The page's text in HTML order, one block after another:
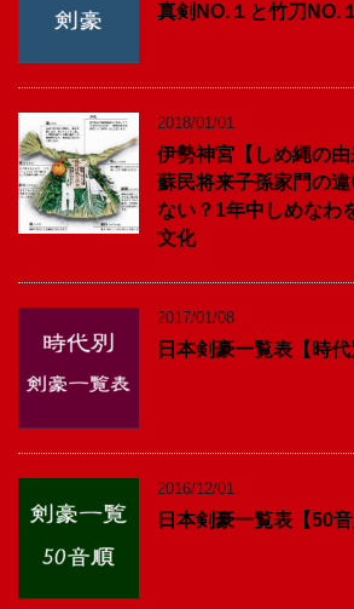
真剣NO.１と竹刀NO.
2018/01/01
伊勢神宮【しめ縄の
蘇民将来子孫家門の
ない？1年中しめなわ
文化
2017/01/08
日本剣豪一覧表【時代
2016/12/01
日本剣豪一覧表【50音